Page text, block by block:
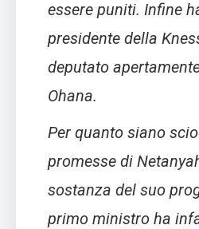
essere puniti. Infine
presidente della
deputato
Ohana.
Per quanto siano
promesse di
sostanza del suo
primo ministro ha